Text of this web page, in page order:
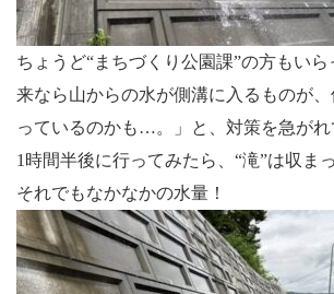
ちょうど“まちづくり公園課”の方もい
来なら山からの水が側溝に入るものが
っているのかも…。」と、対策を急がれ
1時間半後に行ってみたら、“滝”は収ま
それでもなかなかの水量！